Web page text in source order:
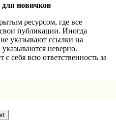
для новичков
ресурсом, где все
публикации. Иногда
указывают ссылки на
неверно.
себя всю ответственность за